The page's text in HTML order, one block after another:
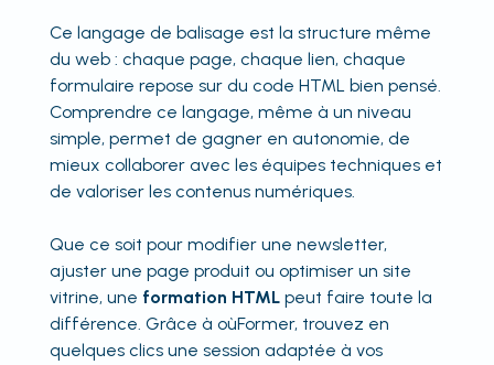
Ce langage de balisage est la structure même
du web : chaque page, chaque lien, chaque
formulaire repose sur du code HTML bien pensé.
Comprendre ce langage, même à un niveau
simple, permet de gagner en autonomie, de
mieux collaborer avec les équipes techniques et
de valoriser les contenus numériques.
Que ce soit pour modifier une newsletter,
ajuster une page produit ou optimiser un site
vitrine, une formation HTMLpeut faire toute la
différence. Grâce à oùFormer, trouvez en
quelques clics une session adaptée à vos